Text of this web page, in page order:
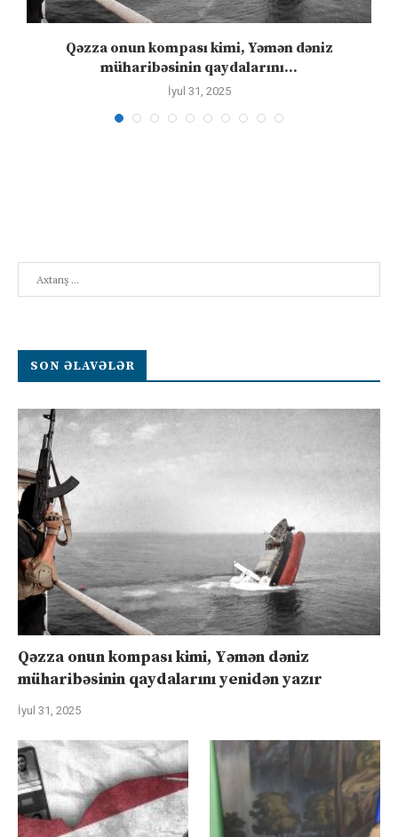
Qəzza onun kompası kimi, Yəmən dəniz
müharibəsinin qaydalarını...
İyul 31, 2025
SON ƏLAVƏLƏR
Qəzza onun kompası kimi, Yəmən dəniz
müharibəsinin qaydalarını yenidən yazır
İyul 31, 2025